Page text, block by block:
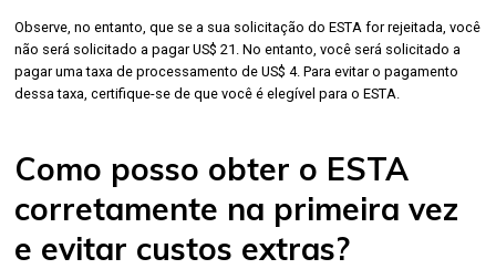
Observe, no entanto, que se a sua solicitação do ESTA for rejeitada, você
não será solicitado a pagar US$ 21. No entanto, você será solicitado a
pagar uma taxa de processamento de US$ 4. Para evitar o pagamento
dessa taxa, certifique-se de que você é elegível para o ESTA.
Como posso obter o ESTA
corretamente na primeira vez
e evitar custos extras?